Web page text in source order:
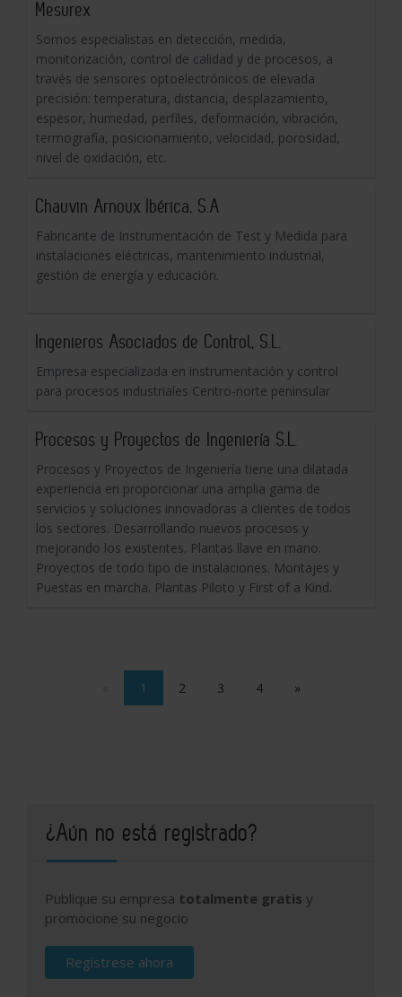
Mesurex
Somos especialistas en detección, medida,
monitorización, control de calidad y de procesos, a
través de sensores optoelectrónicos de elevada
precisión: temperatura, distancia, desplazamiento,
espesor, humedad, perfiles, deformación, vibración,
termografía, posicionamiento, velocidad, porosidad,
nivel de oxidación, etc.
Chauvin Arnoux Ibérica, S.A
Fabricante de Instrumentación de Test y Medida para
instalaciones eléctricas, mantenimiento industrial,
gestión de energía y educación.
Ingenieros Asociados de Control, S.L.
Empresa especializada en instrumentación y control
para procesos industriales Centro-norte peninsular
Procesos y Proyectos de Ingeniería S.L.
Procesos y Proyectos de Ingeniería tiene una dilatada
experiencia en proporcionar una amplia gama de
servicios y soluciones innovadoras a clientes de todos
los sectores. Desarrollando nuevos procesos y
mejorando los existentes. Plantas llave en mano.
Proyectos de todo tipo de instalaciones. Montajes y
Puestas en marcha. Plantas Piloto y First of a Kind.
1 2 3 4 »
¿Aún no está registrado?
Publique su empresa totalmente gratis y
promocione su negocio
Regístrese ahora